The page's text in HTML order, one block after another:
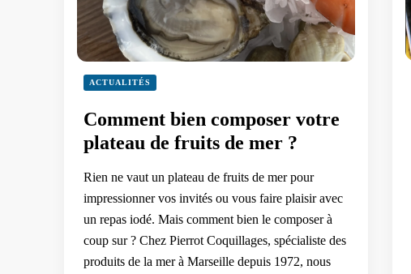
ACTUALITÉS
Comment bien composer votre
plateau de fruits de mer ?
Rien ne vaut un plateau de fruits de mer pour
impressionner vos invités ou vous faire plaisir avec
un repas iodé. Mais comment bien le composer à
coup sur ? Chez Pierrot Coquillages, spécialiste des
produits de la mer à Marseille depuis 1972, nous